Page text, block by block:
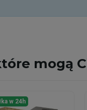
mogą
w 24h